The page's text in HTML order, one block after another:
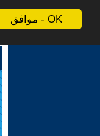
موافق - OK